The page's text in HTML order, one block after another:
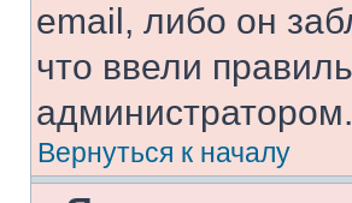
email, либо он
что ввели
администратором.
Вернуться к началу